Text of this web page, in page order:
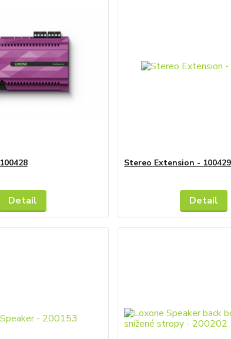
Detail
Stereo Extension - 100429
Detail